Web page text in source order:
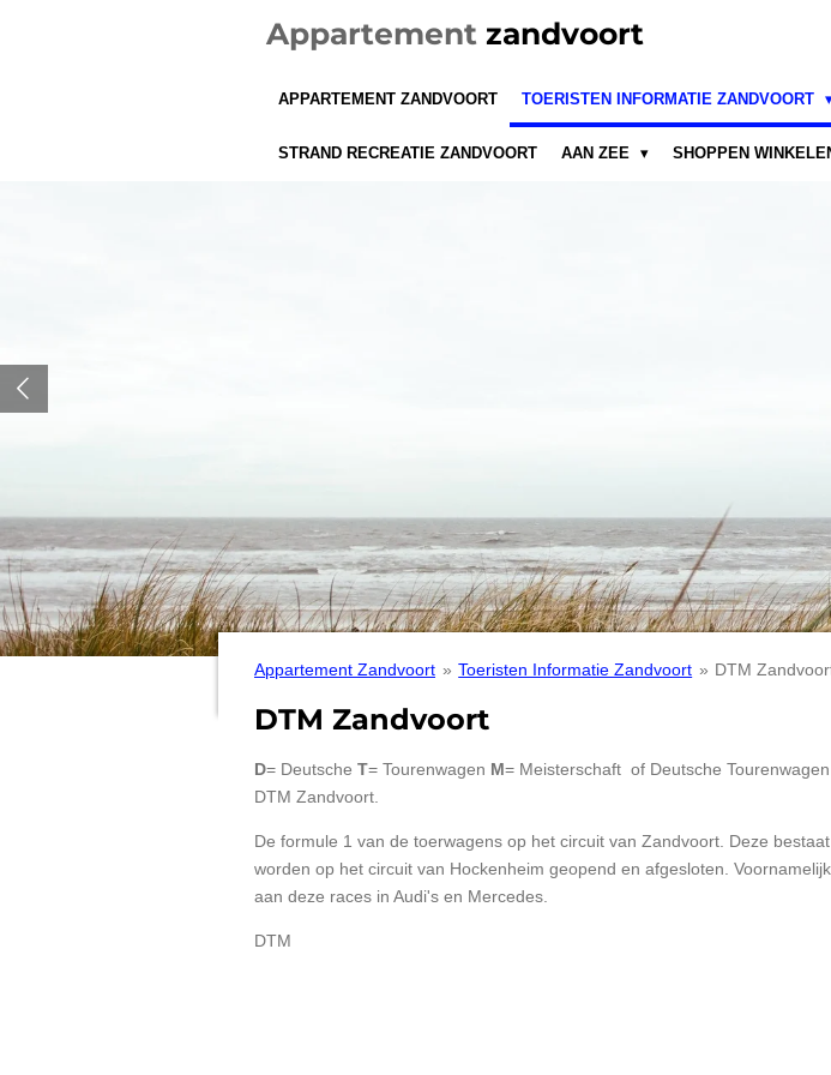
Appartement zandvoort
APPARTEMENT ZANDVOORT TOERISTEN INFORMATIE ZANDVOORT
STRAND RECREATIE ZANDVOORT AAN ZEE SHOPPEN
Appartement Zandvoort » Toeristen Informatie Zandvoort » DTM
DTM Zandvoort
D= Deutsche T= Tourenwagen M= Meisterschaft of Deutsche
DTM Zandvoort.
De formule 1 van de toerwagens op het circuit van Zandvoort. Deze
worden op het circuit van Hockenheim geopend en afgesloten.
aan deze races in Audi's en Mercedes.
DTM